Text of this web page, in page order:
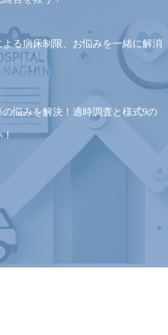
る病床制限、お悩みを一緒に解消
悩みを解決！適時調査と様式9の
！